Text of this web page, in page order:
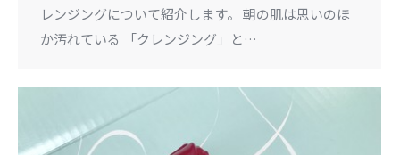
レンジングについて紹介します。 朝の肌は思いのほ
か汚れている 「クレンジング」と…